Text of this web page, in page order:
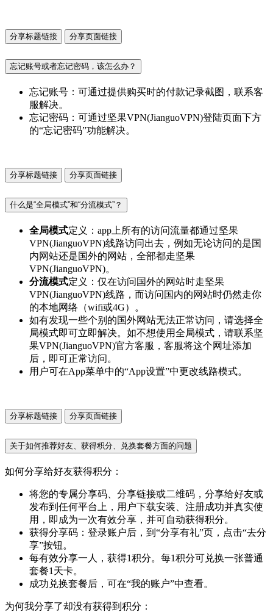
分享标题链接 分享页面链接
忘记账号或者忘记密码，该怎么办？
忘记账号：可通过提供购买时的付款记录截图，联系客
服解决。
忘记密码：可通过坚果VPN(JianguoVPN)登陆页面下方
的“忘记密码”功能解决。
分享标题链接 分享页面链接
什么是“全局模式”和“分流模式”？
全局模式定义：app上所有的访问流量都通过坚果
VPN(JianguoVPN)线路访问出去，例如无论访问的是国
内网站还是国外的网站，全部都走坚果
VPN(JianguoVPN)。
分流模式定义：仅在访问国外的网站时走坚果
VPN(JianguoVPN)线路，而访问国内的网站时仍然走你
的本地网络（wifi或4G）。
如有发现一些个别的国外网站无法正常访问，请选择全
局模式即可立即解决。如不想使用全局模式，请联系坚
果VPN(JianguoVPN)官方客服，客服将这个网址添加
后，即可正常访问。
用户可在App菜单中的“App设置”中更改线路模式。
分享标题链接 分享页面链接
关于如何推荐好友、获得积分、兑换套餐方面的问题
如何分享给好友获得积分：
将您的专属分享码、分享链接或二维码，分享给好友或
发布到任何平台上，用户下载安装、注册成功并真实使
用，即成为一次有效分享，并可自动获得积分。
获得分享码：登录账户后，到“分享有礼”页，点击“去分
享”按钮。
每有效分享一人，获得1积分。每1积分可兑换一张普通
套餐1天卡。
成功兑换套餐后，可在“我的账户”中查看。
为何我分享了却没有获得到积分：